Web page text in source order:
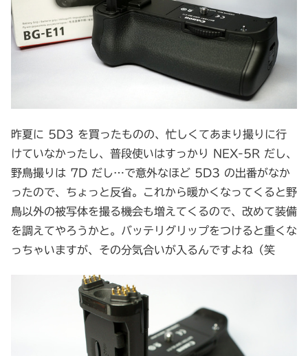
昨夏に 5D3 を買ったものの、忙しくてあまり撮りに行
けていなかったし、普段使いはすっかり NEX-5R だし、
野鳥撮りは 7D だし…で意外なほど 5D3 の出番がなか
ったので、ちょっと反省。これから暖かくなってくると野
鳥以外の被写体を撮る機会も増えてくるので、改めて装備
を調えてやろうかと。バッテリグリップをつけると重くな
っちゃいますが、その分気合いが入るんですよね（笑